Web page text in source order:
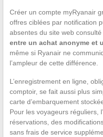
Créer un compte myRyanair
offres ciblées par notification
absentes du site web
entre un achat anonyme et
même si Ryanair ne
l’ampleur de cette différence.
L’enregistrement en ligne,
comptoir, se fait aussi plus
carte d’embarquement
Pour les voyageurs réguliers,
réservations, des
sans frais de service